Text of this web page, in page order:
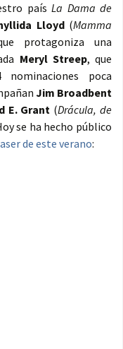
paísLa Dama de
Lloyd(Mamma
protagoniza una
Meryl Streep, que
poca
Jim Broadbent
E. Grant (Drácula, de
se ha hecho público
de este verano: